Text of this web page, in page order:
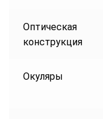
Оптическая
конструкция
Окуляры